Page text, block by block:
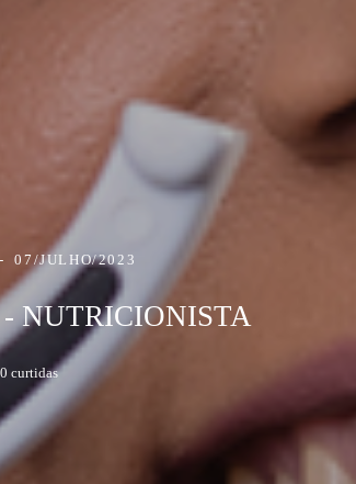
07/JULHO/2023
NUTRICIONISTA
0 curtidas